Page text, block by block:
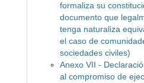
formaliza su
documento que
tenga naturaliza
el caso de
sociedades civiles)
Anexo VII -
al compromiso de